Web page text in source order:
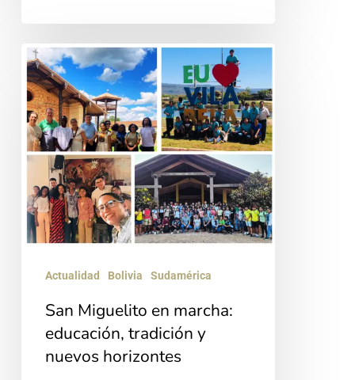
San
Miguelito
en
marcha:
educación,
tradición
y
nuevos
Actualidad Bolivia Sudamérica
San Miguelito en marcha:
educación, tradición y
nuevos horizontes